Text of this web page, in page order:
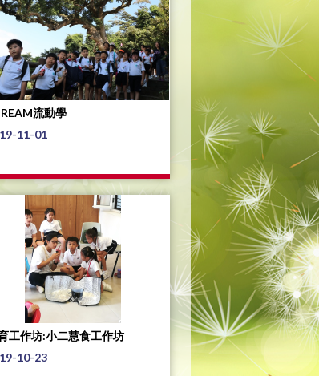
流動學
11-01
工作坊:小二慧食工作坊
10-23